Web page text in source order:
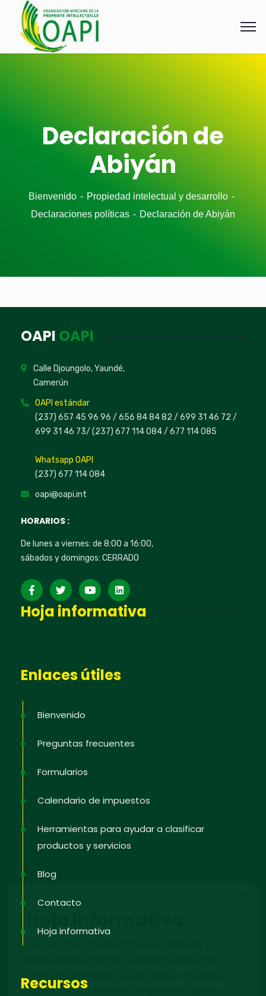
Declaración de
Abiyán
Bienvenido
Propiedad intelectual y desarrollo
Declaraciones políticas
Declaración de Abiyán
OAPI OAPI
Calle Djoungolo, Yaundé,
Camerún
OAPI estándar
(237) 657 45 96 96 / 656 84 84 82 / 699 31 46 72 /
699 31 46 73/ (237) 677 114 084 / 677 114 085
Whatsapp OAPI
(237) 677 114 084
oapi@oapi.int
HORARIOS :
De lunes a viernes: de 8:00 a 16:00,
sábados y domingos: CERRADO
Hoja informativa
Enlaces útiles
Bienvenido
Preguntas frecuentes
Formularios
Calendario de impuestos
Herramientas para ayudar a clasificar
productos y servicios
Blog
Contacto
Hoja informativa
Recursos
para proteger y defender tus derechos, videos